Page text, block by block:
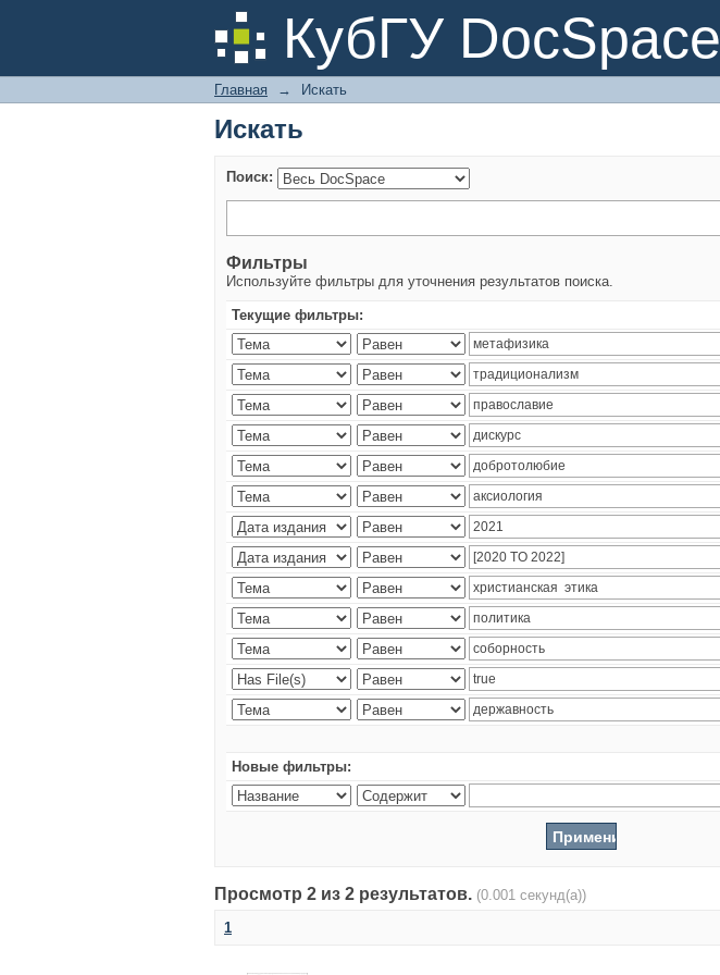
КубГУ DocSpace
Искать
Главная → Искать
Искать
Поиск:
Фильтры
Используйте фильтры для уточнения результатов поиска.
Текущие фильтры:
Новые фильтры:
Просмотр 2 из 2 результатов. (0.001 секунд(а))
1